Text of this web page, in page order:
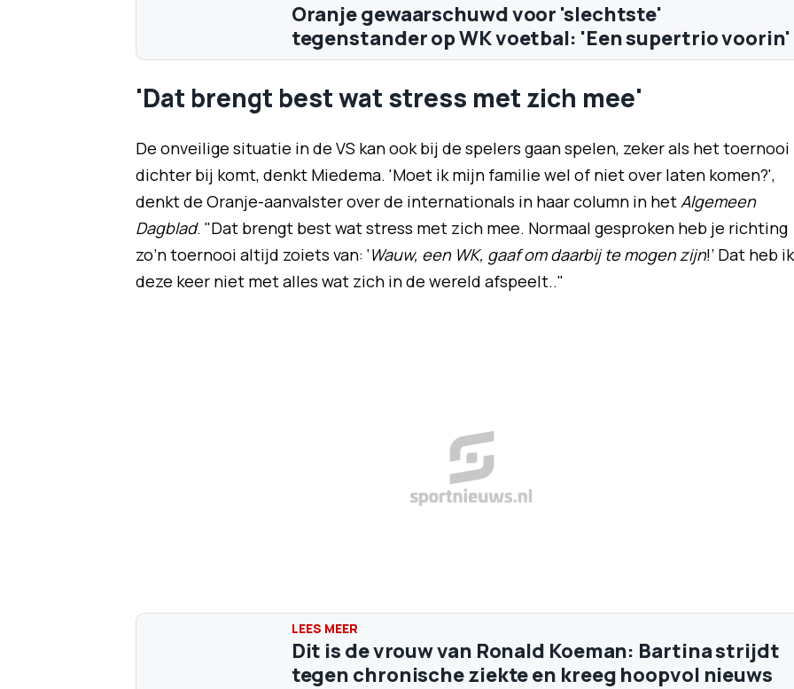
Oranje gewaarschuwd voor 'slechtste'
tegenstander op WK voetbal: 'Een supertrio voorin'
'Dat brengt best wat stress met zich mee'
De onveilige situatie in de VS kan ook bij de spelers gaan spelen, zeker als het toernooi
dichter bij komt, denkt Miedema. 'Moet ik mijn familie wel of niet over laten komen?',
denkt de Oranje-aanvalster over de internationals in haar column in hetAlgemeen
Dagblad. "Dat brengt best wat stress met zich mee. Normaal gesproken heb je richting
zo’n toernooi altijd zoiets van: ‘Wauw, een WK, gaaf om daarbij te mogen zijn!’ Dat heb ik
deze keer niet met alles wat zich in de wereld afspeelt.."
Dit is de vrouw van Ronald Koeman: Bartina strijdt
tegen chronische ziekte en kreeg hoopvol nieuws